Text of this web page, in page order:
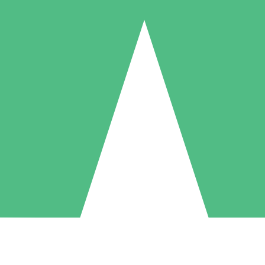
Individuele Creditpakketten
per gebruik met downloadtegoeden. Geen maandelijkse verplichting
5 Downloaden
US$